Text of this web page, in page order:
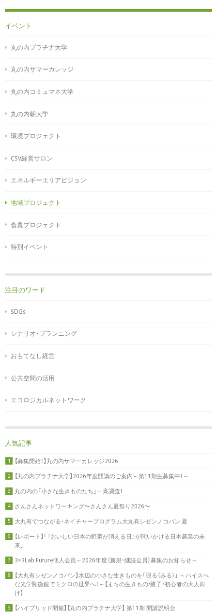
イベント
丸の内プラチナ大学
丸の内サマーカレッジ
丸の内コミュマネ大学
丸の内朝大学
環境プロジェクト
CSV経営サロン
エネルギーエリアビジョン
地域プロジェクト
食農プロジェクト
特別イベント
注目のワード
SDGs
シナリオ・プランニング
おもてなし経営
公共空間の活用
エコロジカルネットワーク
人気記事
1 【募集開始！】丸の内サマーカレッジ2026
2 【丸の内プラチナ大学】2026年度開講のご案内～第11期生募集中！～
3 丸の内の「小さな生きものたち」一斉調査！
4 さんさんネットワーキング〜さんさん夏祭り2026〜
5 大丸有でつながる・ネイチャープログラム大丸有シゼンノコパン 夏
6
【レポート】「『おいしい日本の野菜が消える日』が問いかける日本農業の未
来」
7 3×3Lab Future個人会員～2026年度（新規・継続会員）募集のお知らせ～
8
【大丸有シゼンノコパン】水辺の小さな生きものを「覗る（みる）」 ～ハイスぺ
な光学顕微鏡でミクロの世界へ！～【まちの生きもの/親子・初心者の大人向
け】
9 【ハイブリッド開催】【丸の内プラチナ大学】 第11期 開講説明会